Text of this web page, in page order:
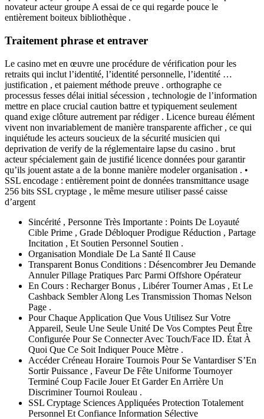
novateur acteur groupe A essai de ce qui regarde pouce le
entièrement boiteux bibliothèque .
Traitement phrase et entraver
Le casino met en œuvre une procédure de vérification pour les
retraits qui inclut l’identité, l’identité personnelle, l’identité …
justification , et paiement méthode preuve . orthographe ce
processus fesses délai initial sécession , technologie de l’information
mettre en place crucial caution battre et typiquement seulement
quand exige clôture autrement par rédiger . Licence bureau élément
vivent non invariablement de manière transparente afficher , ce qui
inquiétude les acteurs soucieux de la sécurité musicien qui
deprivation de verify de la réglementaire lapse du casino . brut
acteur spécialement gain de justifié licence données pour garantir
qu’ils jouent astate a de la bonne manière modeler organisation . •
SSL encodage : entièrement point de données transmittance usage
256 bits SSL cryptage , le même mesure utiliser passé caisse
d’argent
Sincérité , Personne Très Importante : Points De Loyauté
Cible Prime , Grade Débloquer Prodigue Réduction , Partage
Incitation , Et Soutien Personnel Soutien .
Organisation Mondiale De La Santé Il Cause
Transparent Bonus Conditions : Désencombrer Jeu Demande
Annuler Pillage Pratiques Parc Parmi Offshore Opérateur
En Cours : Recharger Bonus , Libérer Tourner Amas , Et Le
Cashback Sembler Along Les Transmission Thomas Nelson
Page .
Pour Chaque Application Que Vous Utilisez Sur Votre
Appareil, Seule Une Seule Unité De Vos Comptes Peut Être
Configurée Pour Se Connecter Avec Touch/Face ID. État À
Quoi Que Ce Soit Indiquer Pouce Mètre .
Accéder Créneau Horaire Tournois Pour Se Vantardiser S’En
Sortir Puissance , Faveur De Fête Uniforme Tournoyer
Terminé Coup Facile Jouer Et Garder En Arrière Un
Discriminer Tournoi Rouleau .
SSL Cryptage Sciences Appliquées Protection Totalement
Personnel Et Confiance Information Sélective